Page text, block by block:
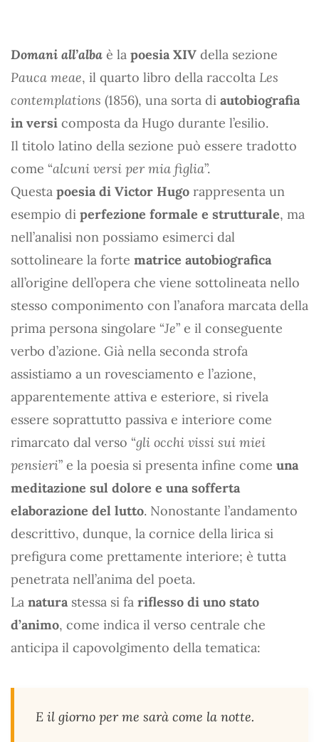
Domani all’alba è la poesia XIV della sezione
Pauca meae, il quarto libro della raccolta Les
contemplations (1856), una sorta di autobiografia
in versi composta da Hugo durante l’esilio.
Il titolo latino della sezione può essere tradotto
come “alcuni versi per mia figlia”.
Questa poesia di Victor Hugo rappresenta un
esempio di perfezione formale e strutturale, ma
nell’analisi non possiamo esimerci dal
sottolineare la forte matrice autobiografica
all’origine dell’opera che viene sottolineata nello
stesso componimento con l’anafora marcata della
prima persona singolare “Je” e il conseguente
verbo d’azione. Già nella seconda strofa
assistiamo a un rovesciamento e l’azione,
apparentemente attiva e esteriore, si rivela
essere soprattutto passiva e interiore come
rimarcato dal verso “gli occhi vissi sui miei
pensieri” e la poesia si presenta infine come una
meditazione sul dolore e una sofferta
elaborazione del lutto. Nonostante l’andamento
descrittivo, dunque, la cornice della lirica si
prefigura come prettamente interiore; è tutta
penetrata nell’anima del poeta.
La natura stessa si fa riflesso di uno stato
d’animo, come indica il verso centrale che
anticipa il capovolgimento della tematica:
E il giorno per me sarà come la notte.